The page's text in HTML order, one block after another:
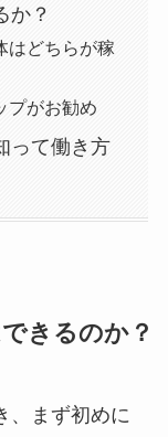
か？
はどちらが稼
プがお勧め
って働き方
きるのか？
、まず初めに